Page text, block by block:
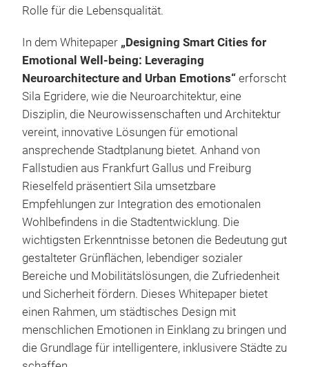
Rolle für die Lebensqualität.
In dem Whitepaper „Designing Smart Cities for
Emotional Well-being: Leveraging
Neuroarchitecture and Urban Emotions“ erforscht
Sila Egridere, wie die Neuroarchitektur, eine
Disziplin, die Neurowissenschaften und Architektur
vereint, innovative Lösungen für emotional
ansprechende Stadtplanung bietet. Anhand von
Fallstudien aus Frankfurt Gallus und Freiburg
Rieselfeld präsentiert Sila umsetzbare
Empfehlungen zur Integration des emotionalen
Wohlbefindens in die Stadtentwicklung. Die
wichtigsten Erkenntnisse betonen die Bedeutung gut
gestalteter Grünflächen, lebendiger sozialer
Bereiche und Mobilitätslösungen, die Zufriedenheit
und Sicherheit fördern. Dieses Whitepaper bietet
einen Rahmen, um städtisches Design mit
menschlichen Emotionen in Einklang zu bringen und
die Grundlage für intelligentere, inklusivere Städte zu